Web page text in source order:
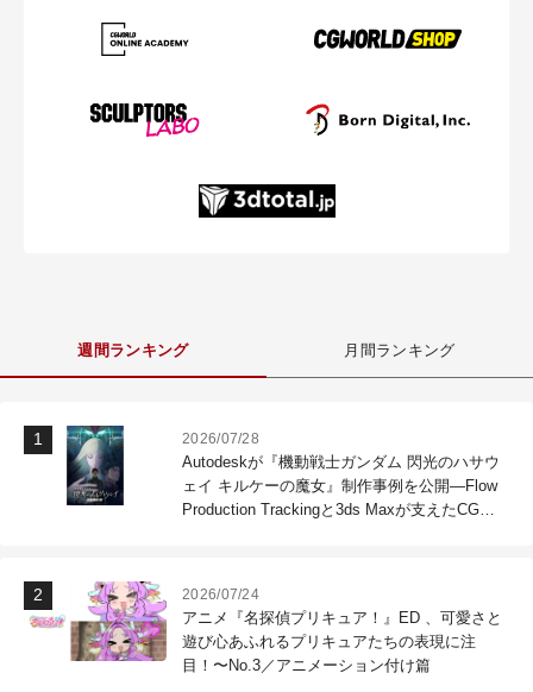
週間ランキング 月間ランキング
2026/07/28
Autodeskが『機動戦士ガンダム 閃光のハサウ
ェイ キルケーの魔女』制作事例を公開―Flow
Production Trackingと3ds Maxが支えたCG制
2026/07/24
アニメ『名探偵プリキュア！』ED 、可愛さと
遊び心あふれるプリキュアたちの表現に注
目！〜No.3／アニメーション付け篇